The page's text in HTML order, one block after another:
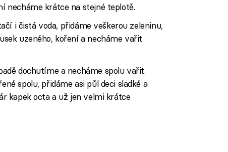
necháme krátce na stejné teplotě.
i čistá voda, přidáme veškerou zeleninu,
uzeného, koření a necháme vařit
dochutíme a necháme spolu vařit.
spolu, přidáme asi půl deci sladké a
kapek octa a už jen velmi krátce